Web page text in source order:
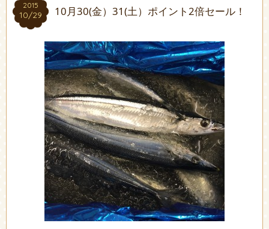
2015
10/29
2015
10/29 10月30(金）31(土）ポイント2倍セール！